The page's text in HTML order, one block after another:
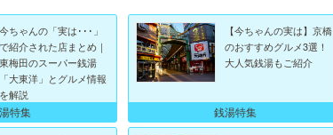
今ちゃんの「実は･･･」
で紹介された店まとめ｜
東梅田のスーパー銭湯
「大東洋」とグルメ情報
を解説
特集
【今ちゃんの実は】京橋
のおすすめグルメ3選！
大人気銭湯もご紹介
銭湯特集